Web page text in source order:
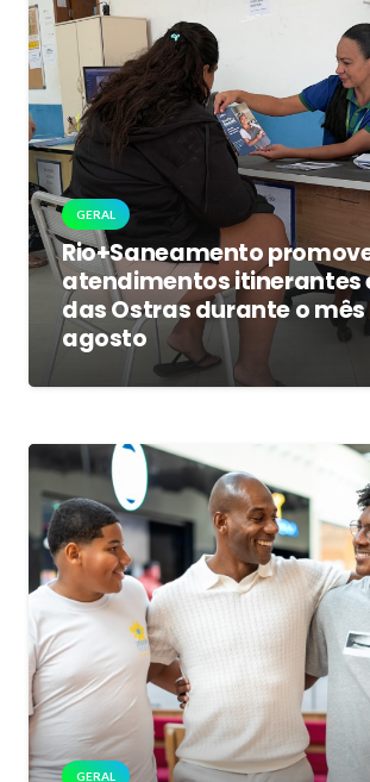
GERAL
Rio+Saneamento
atendimentos itinerantes
das Ostras durante o mês
agosto
GERAL